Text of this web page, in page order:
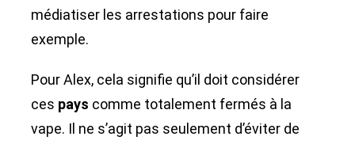
médiatiser les arrestations pour faire
exemple.
Pour Alex, cela signifie qu’il doit considérer
ces pays comme totalement fermés à la
vape. Il ne s’agit pas seulement d’éviter de